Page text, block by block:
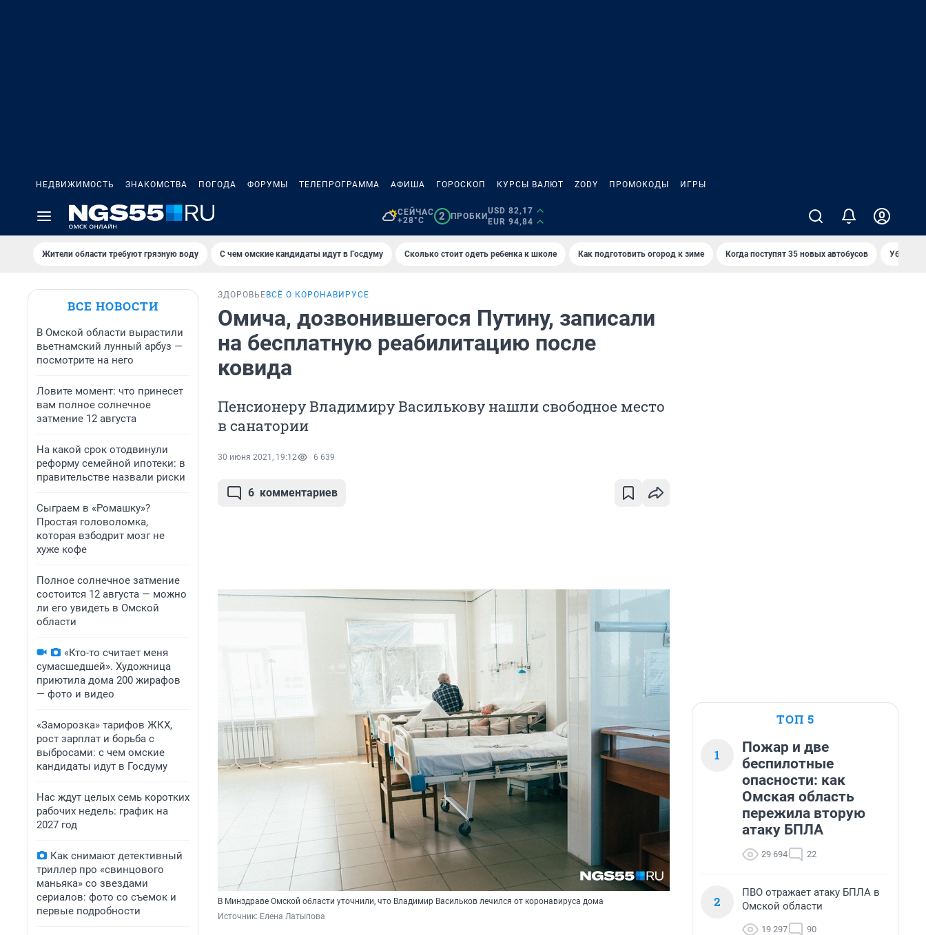
НЕДВИЖИМОСТЬ ЗНАКОМСТВА ПОГОДА ФОРУМЫ ТЕЛЕПРОГРАММА АФИША ГОРОСКОП КУРСЫ ВАЛЮТ ZODY ПРОМОКОДЫ ИГРЫ
СЕЙЧАС
+28°C
2 ПРОБКИ
USD 82,17
EUR 94,84
Жители области требуют грязную воду С чем омские кандидаты идут в Госдуму Сколько стоит одеть ребенка к школе Как подготовить огород к зиме Когда поступят 35 новых автобусов Убийца
ВСЕ НОВОСТИ
В Омской области вырастили
вьетнамский лунный арбуз —
посмотрите на него
Ловите момент: что принесет
вам полное солнечное
затмение 12 августа
На какой срок отодвинули
реформу семейной ипотеки: в
правительстве назвали риски
Сыграем в «Ромашку»?
Простая головоломка,
которая взбодрит мозг не
хуже кофе
Полное солнечное затмение
состоится 12 августа — можно
ли его увидеть в Омской
области
«Кто-то считает меня
сумасшедшей». Художница
приютила дома 200 жирафов
— фото и видео
«Заморозка» тарифов ЖКХ,
рост зарплат и борьба с
выбросами: с чем омские
кандидаты идут в Госдуму
Нас ждут целых семь коротких
рабочих недель: график на
2027 год
Как снимают детективный
триллер про «свинцового
маньяка» со звездами
сериалов: фото со съемок и
первые подробности
ЗДОРОВЬЕ ВСЁ О КОРОНАВИРУСЕ
Омича, дозвонившегося Путину, записали
на бесплатную реабилитацию после
ковида
Пенсионеру Владимиру Василькову нашли свободное место
в санатории
30 июня 2021, 19:12 6 639
6 комментариев
В Минздраве Омской области уточнили, что Владимир Васильков лечился от коронавируса дома
Источник: Елена Латыпова
ТОП 5
1
Пожар и две
беспилотные
опасности: как
Омская область
пережила вторую
атаку БПЛА
29 694 22
2
ПВО отражает атаку БПЛА в
Омской области
19 297 90